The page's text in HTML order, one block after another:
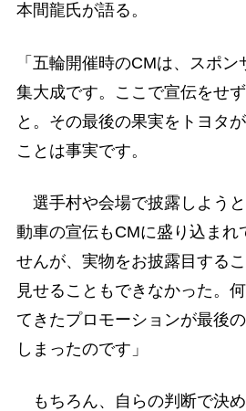
本間龍氏が語る。
「五輪開催時のCMは、スポ
集大成です。ここで宣伝をせ
と。その最後の果実をトヨタ
ことは事実です。
選手村や会場で披露しよう
動車の宣伝もCMに盛り込まれ
せんが、実物をお披露目する
見せることもできなかった。
てきたプロモーションが最後
しまったのです」
もちろん、自らの判断で決